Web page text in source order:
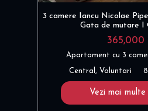
3 camere Iancu Nicolae
Gata de mutare I
365,000
Apartament cu 3
Central, Voluntari
Vezi mai